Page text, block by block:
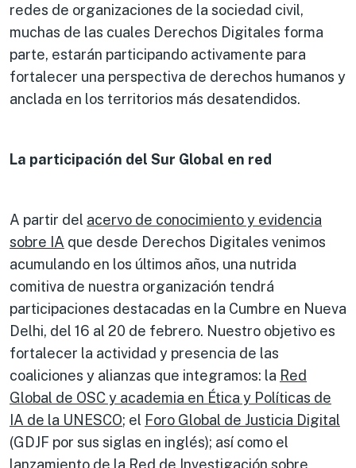
redes de organizaciones de la sociedad civil,
muchas de las cuales Derechos Digitales forma
parte, estarán participando activamente para
fortalecer una perspectiva de derechos humanos y
anclada en los territorios más desatendidos.
La participación del Sur Global en red
A partir del acervo de conocimiento y evidencia
sobre IA que desde Derechos Digitales venimos
acumulando en los últimos años, una nutrida
comitiva de nuestra organización tendrá
participaciones destacadas en la Cumbre en Nueva
Delhi, del 16 al 20 de febrero. Nuestro objetivo es
fortalecer la actividad y presencia de las
coaliciones y alianzas que integramos: la Red
Global de OSC y academia en Ética y Políticas de
IA de la UNESCO; el Foro Global de Justicia Digital
(GDJF por sus siglas en inglés); así como el
lanzamiento de la Red de Investigación sobre